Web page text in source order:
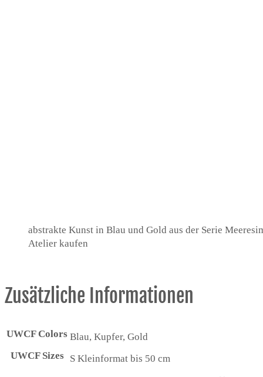
abstrakte Kunst in Blau und Gold aus der Serie
Atelier kaufen
Zusätzliche Informationen
UWCF Colors Blau, Kupfer, Gold
UWCF Sizes
S Kleinformat bis 50 cm